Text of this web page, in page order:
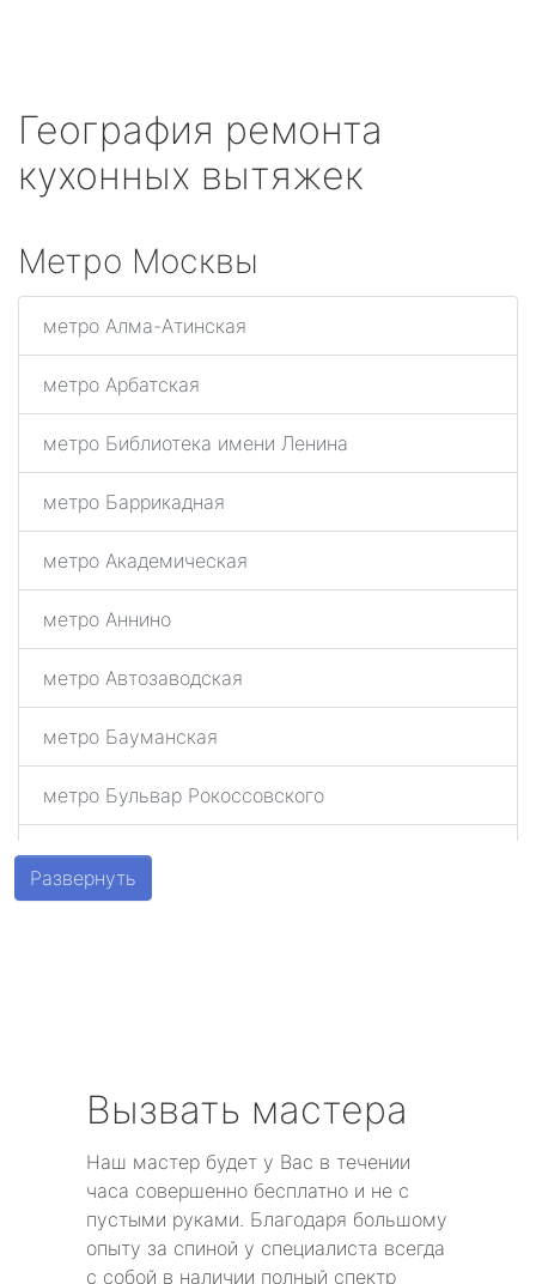
География ремонта
кухонных вытяжек
Метро Москвы
метро Алма-Атинская
метро Арбатская
метро Библиотека имени Ленина
метро Баррикадная
метро Академическая
метро Аннино
метро Автозаводская
метро Бауманская
метро Бульвар Рокоссовского
метро Беговая
метро Волоколамская
метро Волгоградский проспект
метро Бабушкинская
Развернуть
Вызвать мастера
Наш мастер будет у Вас в течении
часа совершенно бесплатно и не с
пустыми руками. Благодаря большому
опыту за спиной у специалиста всегда
с собой в наличии полный спектр